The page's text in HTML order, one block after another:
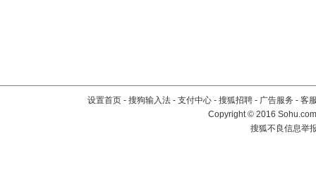
设置首页 - 搜狗输入法 - 支付中心 - 搜狐招聘 - 广告服务 - 客
Copyright©2016
搜狐不良信息举